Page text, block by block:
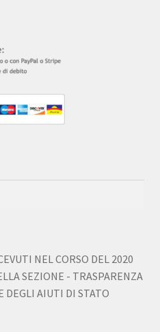
NEL CORSO DEL 2020
SEZIONE - TRASPARENZA
DEGLI AIUTI DI STATO